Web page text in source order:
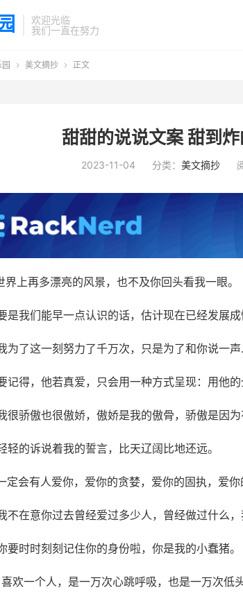
欢迎光临
我们一直在努力
 美文摘抄  正文
甜甜的说说文案 甜到
2023-11-04 分类： 美文摘抄
界上再多漂亮的风景，也不及你回头看我一眼。
是我们能早一点认识的话，估计现在已经发展成
为了这一刻努力了千万次，只是为了和你说一
记得，他若真爱，只会用一种方式呈现：用他的
很骄傲也很傲娇，傲娇是我的傲骨，骄傲是因为
轻的诉说着我的誓言，比天辽阔比地还远。
定会有人爱你，爱你的贪婪，爱你的固执，爱
不在意你过去曾经爱过多少人，曾经做过什么
要时时刻刻记住你的身份啦，你是我的小蠢猪。
欢一个人，是一万次心跳呼吸，也是一万次低头